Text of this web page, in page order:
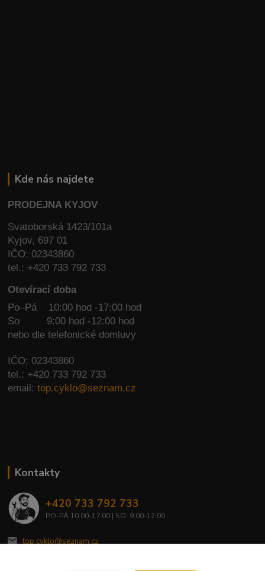
Kde nás najdete
PRODEJNA KYJOV
Svatoborská 1423/101a
Kyjov, 697 01
IČO: 02343860
tel.: +420 733 792 733
Otevírací doba
Po–Pá 10:00 hod -17:00 hod
So
9:00 hod -12:00 hod
nebo dle telefonické domluvy
IČO: 02343860
tel.: +420 733 792 733
email:top.cyklo@seznam.cz
Kontakty
+420 733 792 733
PO-PÁ 10:00-17:00 | SO: 9:00-12:00
top.cyklo@seznam.cz